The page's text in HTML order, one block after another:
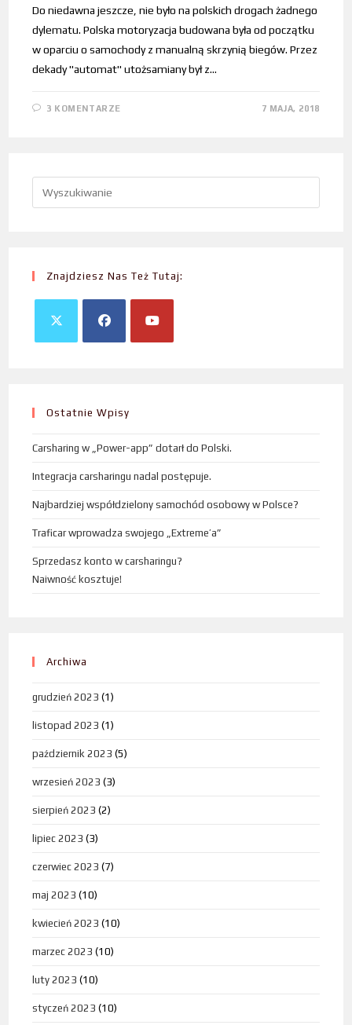
Do niedawna jeszcze, nie było na polskich drogach żadnego
dylematu. Polska motoryzacja budowana była od początku
w oparciu o samochody z manualną skrzynią biegów. Przez
dekady "automat" utożsamiany był z…
3 KOMENTARZE 7 MAJA, 2018
Znajdziesz Nas Też Tutaj:
Ostatnie Wpisy
Carsharing w „Power-app” dotarł do Polski.
Integracja carsharingu nadal postępuje.
Najbardziej współdzielony samochód osobowy w Polsce?
Traficar wprowadza swojego „Extreme’a”
Sprzedasz konto w carsharingu?
Naiwność kosztuje!
Archiwa
grudzień 2023 (1)
listopad 2023 (1)
październik 2023 (5)
wrzesień 2023 (3)
sierpień 2023 (2)
lipiec 2023 (3)
czerwiec 2023 (7)
maj 2023 (10)
kwiecień 2023 (10)
marzec 2023 (10)
luty 2023 (10)
styczeń 2023 (10)